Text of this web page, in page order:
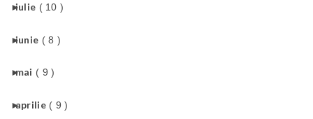
►
iulie ( 10 )
►
iunie ( 8 )
►
mai ( 9 )
►
aprilie ( 9 )